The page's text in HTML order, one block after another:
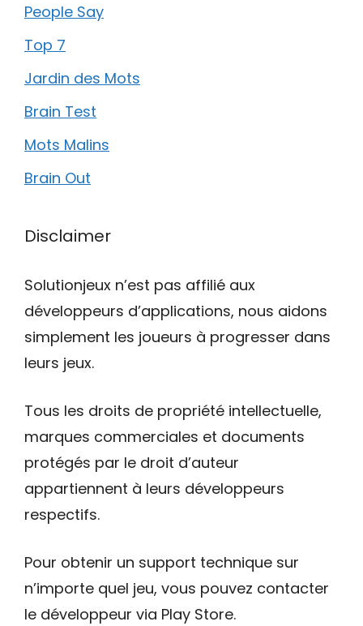
People Say
Top 7
Jardin des Mots
Brain Test
Mots Malins
Brain Out
Disclaimer
Solutionjeux n’est pas affilié aux
développeurs d’applications, nous aidons
simplement les joueurs à progresser dans
leurs jeux.
Tous les droits de propriété intellectuelle,
marques commerciales et documents
protégés par le droit d’auteur
appartiennent à leurs développeurs
respectifs.
Pour obtenir un support technique sur
n’importe quel jeu, vous pouvez contacter
le développeur via Play Store.